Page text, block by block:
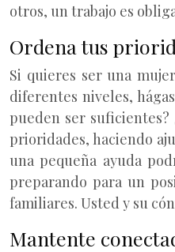
otros, un trabajo es
Ordena tus
Si quieres ser una
diferentes niveles,
pueden ser
prioridades, haciendo
una pequeña ayuda
preparando para un
familiares. Usted y su
Mantente